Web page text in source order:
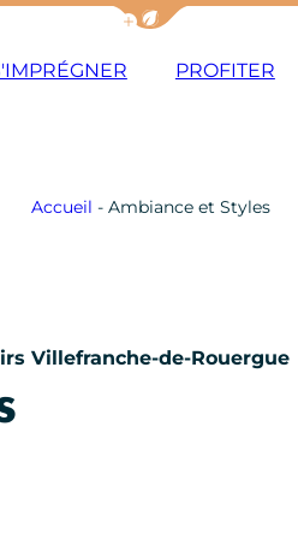
Afficher la barre
PROFITER
Accueil - Ambiance et Styles
Villefranche-de-Rouergue